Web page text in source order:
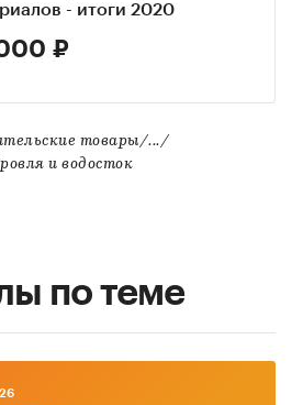
- итоги 2020
₽
товары/.../
и водосток
по теме